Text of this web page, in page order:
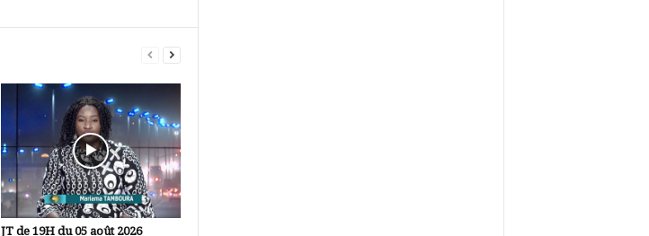
JT de 19H du 05 août 2026